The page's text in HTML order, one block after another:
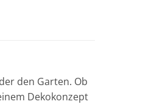
den Garten. Ob
Dekokonzept